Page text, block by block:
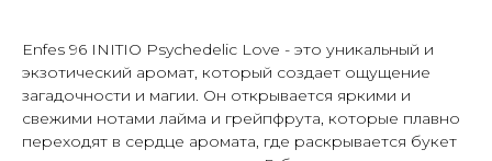
Enfes 96 INITIO Psychedelic Love - это уникальный и
экзотический аромат, который создает ощущение
загадочности и магии. Он открывается яркими и
свежими нотами лайма и грейпфрута, которые плавно
переходят в сердце аромата, где раскрывается букет